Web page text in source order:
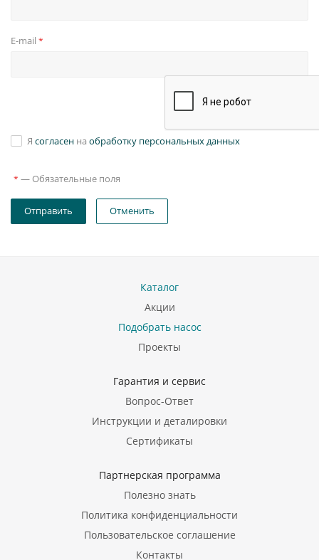
E-mail *
Я согласен на обработку персональных данных
* — Обязательные поля
Отправить Отменить
Каталог
Акции
Подобрать насос
Проекты
Гарантия и сервис
Вопрос-Ответ
Инструкции и деталировки
Сертификаты
Партнерская программа
Полезно знать
Политика конфиденциальности
Пользовательское соглашение
Контакты